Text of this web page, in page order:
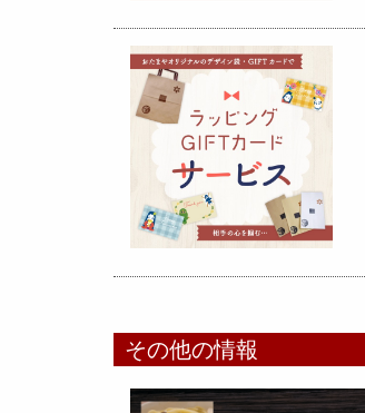
その他の情報